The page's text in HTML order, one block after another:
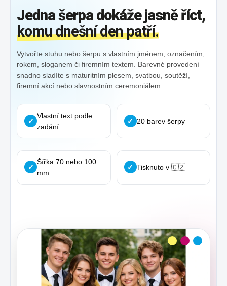
Jedna šerpa dokáže jasně říct,
komu dnešní den patří.
Vytvořte stuhu nebo šerpu s vlastním jménem, označením,
rokem, sloganem či firemním textem. Barevné provedení
snadno sladíte s maturitním plesem, svatbou, soutěží,
firemní akcí nebo slavnostním ceremoniálem.
✓
Vlastní text podle
zadání
✓ 20 barev šerpy
✓
Šířka 70 nebo 100
mm
✓ Tisknuto v 🇨🇿